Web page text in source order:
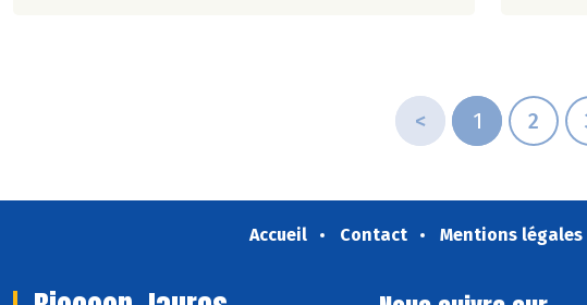
< 1 2
Accueil Contact Mentions légales